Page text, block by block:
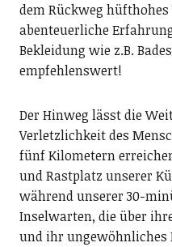
dem Rückweg
abenteuerliche
Bekleidung wie z.B.
empfehlenswert!
Der Hinweg lässt die
Verletzlichkeit des
fünf Kilometern
und Rastplatz unserer
während unserer 30-
Inselwarten, die über
und ihr ungewöhnliches